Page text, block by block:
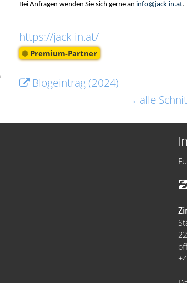
Bei Anfragen wenden Sie sich gerne an info@jack-in.at.
https://jack-in.at/
Premium-Partner
Blogeintrag (2024)
→ alle